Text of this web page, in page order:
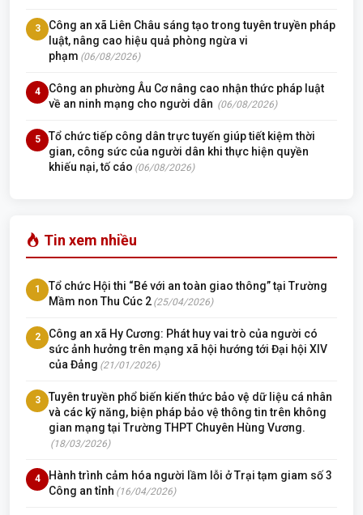
3
Công an xã Liên Châu sáng tạo trong tuyên truyền pháp
luật, nâng cao hiệu quả phòng ngừa vi
phạm (06/08/2026)
4
Công an phường Âu Cơ nâng cao nhận thức pháp luật
về an ninh mạng cho người dân (06/08/2026)
5
Tổ chức tiếp công dân trực tuyến giúp tiết kiệm thời
gian, công sức của người dân khi thực hiện quyền
khiếu nại, tố cáo (06/08/2026)
Tin xem nhiều
1
Tổ chức Hội thi “Bé với an toàn giao thông” tại Trường
Mầm non Thu Cúc 2 (25/04/2026)
2
Công an xã Hy Cương: Phát huy vai trò của người có
sức ảnh hưởng trên mạng xã hội hướng tới Đại hội XIV
của Đảng (21/01/2026)
3
Tuyên truyền phổ biến kiến thức bảo vệ dữ liệu cá nhân
và các kỹ năng, biện pháp bảo vệ thông tin trên không
gian mạng tại Trường THPT Chuyên Hùng Vương.
(18/03/2026)
4
Hành trình cảm hóa người lầm lỗi ở Trại tạm giam số 3
Công an tỉnh (16/04/2026)